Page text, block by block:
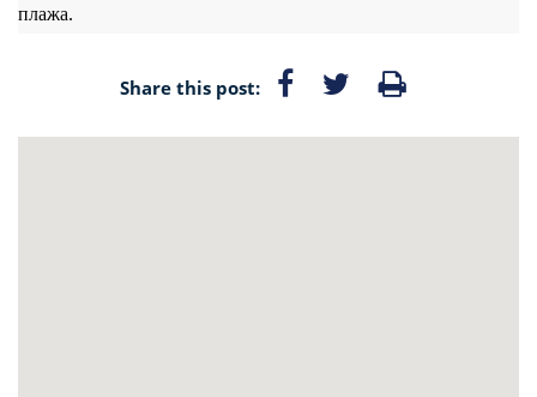
плажа.
Share this post: